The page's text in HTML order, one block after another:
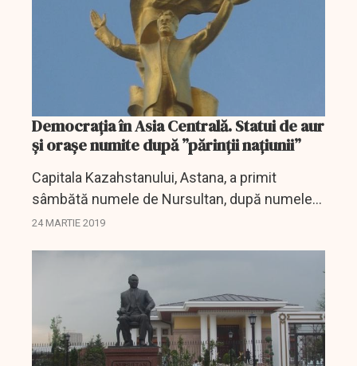
Democrația în Asia Centrală. Statui de aur
și orașe numite după ”părinții națiunii”
Capitala Kazahstanului, Astana, a primit
sâmbătă numele de Nursultan, după numele
președintelui care recent și-a anunțat
24 MARTIE 2019